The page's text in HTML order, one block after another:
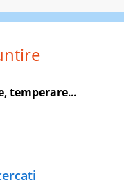
,temperare...